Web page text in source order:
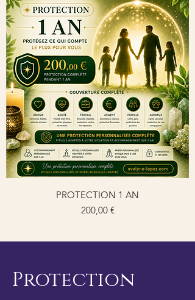
PROTECTION 1 AN
Prix
200,00 €
Protection